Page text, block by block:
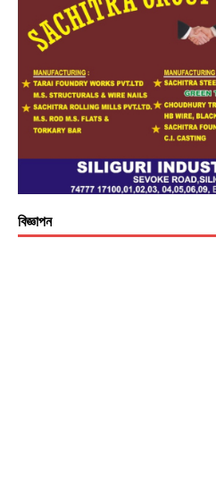
বিজ্ঞাপন